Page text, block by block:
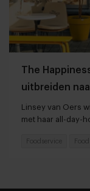
The
uitbreiden
Linsey van Oers
met haar all-day-
Foodservice Food